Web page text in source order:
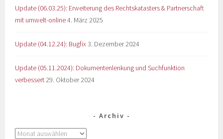
Update (06.03.25): Erweiterung des Rechtskatasters & Partnerschaft
mit umwelt-online4. März 2025
Update (04.12.24): Bugfix3. Dezember 2024
Update (05.11.2024): Dokumentenlenkung und Suchfunktion
verbessert29. Oktober 2024
Archiv